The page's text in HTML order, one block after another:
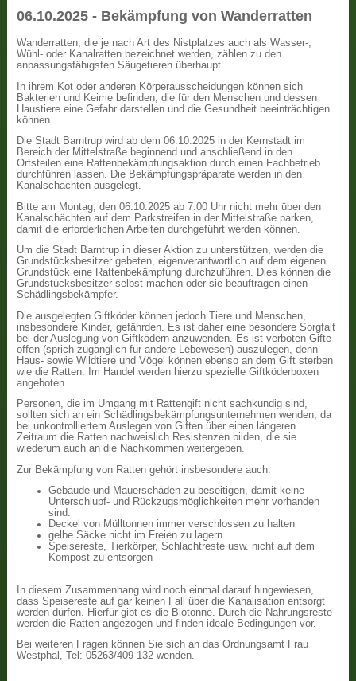
06.10.2025 - Bekämpfung von Wanderratten
Wanderratten, die je nach Art des Nistplatzes auch als Wasser-,
Wühl- oder Kanalratten bezeichnet werden, zählen zu den
anpassungsfähigsten Säugetieren überhaupt.
In ihrem Kot oder anderen Körperausscheidungen können sich
Bakterien und Keime befinden, die für den Menschen und dessen
Haustiere eine Gefahr darstellen und die Gesundheit beeinträchtigen
können.
Die Stadt Barntrup wird ab dem 06.10.2025 in der Kernstadt im
Bereich der Mittelstraße beginnend und anschließend in den
Ortsteilen eine Rattenbekämpfungsaktion durch einen Fachbetrieb
durchführen lassen. Die Bekämpfungspräparate werden in den
Kanalschächten ausgelegt.
Bitte am Montag, den 06.10.2025 ab 7:00 Uhr nicht mehr über den
Kanalschächten auf dem Parkstreifen in der Mittelstraße parken,
damit die erforderlichen Arbeiten durchgeführt werden können.
Um die Stadt Barntrup in dieser Aktion zu unterstützen, werden die
Grundstücksbesitzer gebeten, eigenverantwortlich auf dem eigenen
Grundstück eine Rattenbekämpfung durchzuführen. Dies können die
Grundstücksbesitzer selbst machen oder sie beauftragen einen
Schädlingsbekämpfer.
Die ausgelegten Giftköder können jedoch Tiere und Menschen,
insbesondere Kinder, gefährden. Es ist daher eine besondere Sorgfalt
bei der Auslegung von Giftködern anzuwenden. Es ist verboten Gifte
offen (sprich zugänglich für andere Lebewesen) auszulegen, denn
Haus- sowie Wildtiere und Vögel können ebenso an dem Gift sterben
wie die Ratten. Im Handel werden hierzu spezielle Giftköderboxen
angeboten.
Personen, die im Umgang mit Rattengift nicht sachkundig sind,
sollten sich an ein Schädlingsbekämpfungsunternehmen wenden, da
bei unkontrolliertem Auslegen von Giften über einen längeren
Zeitraum die Ratten nachweislich Resistenzen bilden, die sie
wiederum auch an die Nachkommen weitergeben.
Zur Bekämpfung von Ratten gehört insbesondere auch:
Gebäude und Mauerschäden zu beseitigen, damit keine
Unterschlupf- und Rückzugsmöglichkeiten mehr vorhanden
sind.
Deckel von Mülltonnen immer verschlossen zu halten
gelbe Säcke nicht im Freien zu lagern
Speisereste, Tierkörper, Schlachtreste usw. nicht auf dem
Kompost zu entsorgen
In diesem Zusammenhang wird noch einmal darauf hingewiesen,
dass Speisereste auf gar keinen Fall über die Kanalisation entsorgt
werden dürfen. Hierfür gibt es die Biotonne. Durch die Nahrungsreste
werden die Ratten angezogen und finden ideale Bedingungen vor.
Bei weiteren Fragen können Sie sich an das Ordnungsamt Frau
Westphal, Tel: 05263/409-132 wenden.